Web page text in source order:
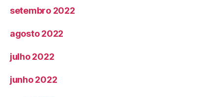
setembro 2022
agosto 2022
julho 2022
junho 2022